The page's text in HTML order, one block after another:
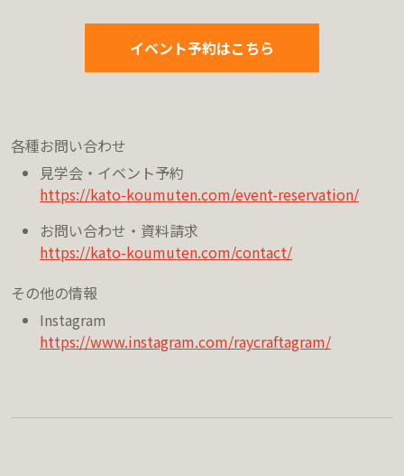
イベント予約はこちら
各種お問い合わせ
見学会・イベント予約
https://kato-koumuten.com/event-reservation/
お問い合わせ・資料請求
https://kato-koumuten.com/contact/
その他の情報
Instagram
https://www.instagram.com/raycraftagram/